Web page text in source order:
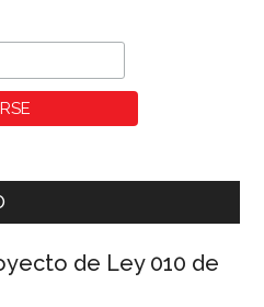
de Ley 010 de